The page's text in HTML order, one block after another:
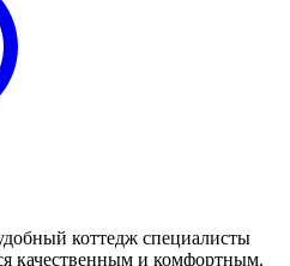
коттедж специалисты
качественным и комфортным.